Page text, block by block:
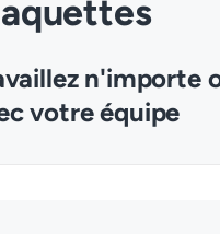
n'importe
votre équipe